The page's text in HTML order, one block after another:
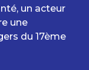
un acteur
une
du 17ème